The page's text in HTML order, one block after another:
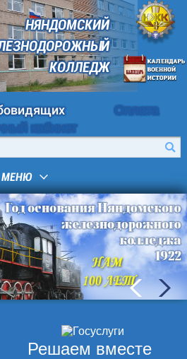
НЯНДОМСКИЙ
КОЛЛЕДЖ
Оплата
кабинет
МЕНЮ
Решаем вместе